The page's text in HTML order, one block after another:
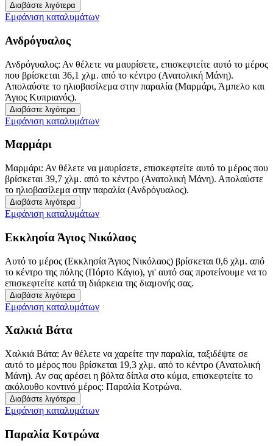
Διαβάστε λιγότερα
Εμφάνιση καταλυμάτων
Ανδρόγυαλος
Ανδρόγυαλος: Αν θέλετε να μαυρίσετε, επισκεφτείτε αυτό το μέρος
που βρίσκεται 36,1 χλμ. από το κέντρο (Ανατολική Μάνη).
Απολαύστε το ηλιοβασίλεμα στην παραλία (Μαρμάρι, Άμπελο και
Άγιος Κυπριανός).
Διαβάστε λιγότερα
Εμφάνιση καταλυμάτων
Μαρμάρι
Μαρμάρι: Αν θέλετε να μαυρίσετε, επισκεφτείτε αυτό το μέρος που
βρίσκεται 39,7 χλμ. από το κέντρο (Ανατολική Μάνη). Απολαύστε
το ηλιοβασίλεμα στην παραλία (Ανδρόγυαλος).
Διαβάστε λιγότερα
Εμφάνιση καταλυμάτων
Εκκλησία Άγιος Νικόλαος
Αυτό το μέρος (Εκκλησία Άγιος Νικόλαος) βρίσκεται 0,6 χλμ. από
το κέντρο της πόλης (Πόρτο Κάγιο), γι' αυτό σας προτείνουμε να το
επισκεφτείτε κατά τη διάρκεια της διαμονής σας.
Διαβάστε λιγότερα
Εμφάνιση καταλυμάτων
Χαλκιά Βάτα
Χαλκιά Βάτα: Αν θέλετε να χαρείτε την παραλία, ταξιδέψτε σε
αυτό το μέρος που βρίσκεται 19,3 χλμ. από το κέντρο (Ανατολική
Μάνη). Αν σας αρέσει η βόλτα δίπλα στο κύμα, επισκεφτείτε το
ακόλουθο κοντινό μέρος: Παραλία Κοτρώνα.
Διαβάστε λιγότερα
Εμφάνιση καταλυμάτων
Παραλία Κοτρώνα